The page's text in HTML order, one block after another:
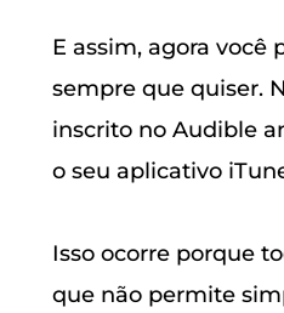
E assim, agora
sempre que quiser.
inscrito no Audible
o seu aplicativo
Isso ocorre porque
que não permite